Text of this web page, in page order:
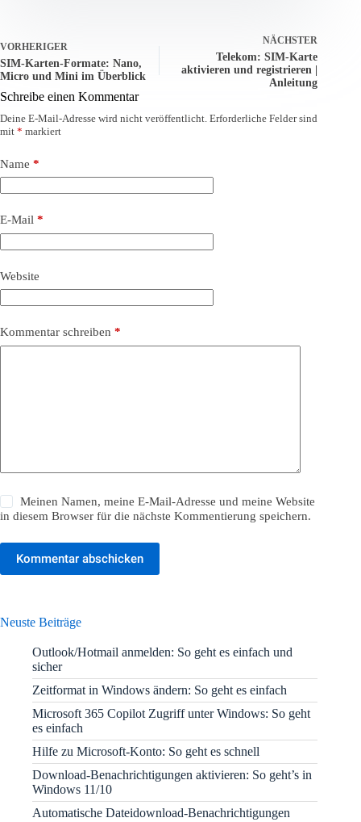
VORHERIGER
SIM-Karten-Formate: Nano,
Micro und Mini im Überblick
NÄCHSTER
Telekom: SIM-Karte
aktivieren und registrieren |
Anleitung
Schreibe einen Kommentar
Deine E-Mail-Adresse wird nicht veröffentlicht. Erforderliche Felder sind
mit * markiert
Name *
E-Mail *
Website
Kommentar schreiben *
Meinen Namen, meine E-Mail-Adresse und meine Website
in diesem Browser für die nächste Kommentierung speichern.
Kommentar abschicken
Neuste Beiträge
Outlook/Hotmail anmelden: So geht es einfach und
sicher
Zeitformat in Windows ändern: So geht es einfach
Microsoft 365 Copilot Zugriff unter Windows: So geht
es einfach
Hilfe zu Microsoft-Konto: So geht es schnell
Download-Benachrichtigungen aktivieren: So geht’s in
Windows 11/10
Automatische Dateidownload-Benachrichtigungen